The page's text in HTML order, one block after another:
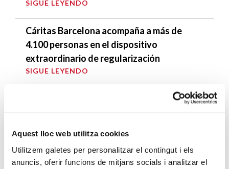
Aquest lloc web utilitza cookies
Utilitzem galetes per personalitzar el contingut i els
anuncis, oferir funcions de mitjans socials i analitzar el
SIGUE LEYENDO
Cáritas Barcelona acompaña a más de
4.100 personas en el dispositivo
extraordinario de regularización
SIGUE LEYENDO
SIGUE LEYENDO
El voluntariado, una oportunidad para
hacer crecer el Maresme
SIGUE LEYENDO